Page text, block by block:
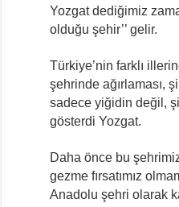
Yozgat dediğimiz
olduğu şehir’’ gelir.
Türkiye’nin farklı
şehrinde ağırlaması,
sadece yiğidin değil,
gösterdi Yozgat.
Daha önce bu
gezme fırsatımız
Anadolu şehri olarak